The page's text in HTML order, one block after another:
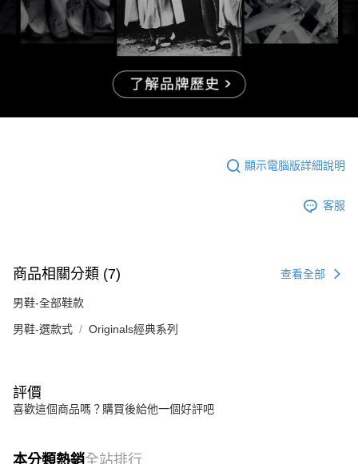
顯示電腦版詳細說明
客服
商品相關分類 (7) 查看全部
男鞋-全部鞋款
男鞋-選款式 Originals經典系列
評價
喜歡這個商品嗎？購買後給他一個好評吧
本分類熱銷全站排行